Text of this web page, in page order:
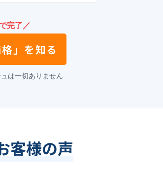
完了／
格」を知る
は一切ありません
客様の声